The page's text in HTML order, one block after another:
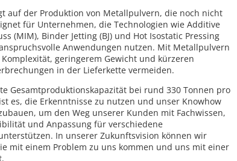
auf der Produktion von Metallpulvern, die noch nicht
für Unternehmen, die Technologien wie Additive
(MIM), Binder Jetting (BJ) und Hot Isostatic Pressing
Anwendungen nutzen. Mit Metallpulvern
geringerem Gewicht und kürzeren
in der Lieferkette vermeiden.
Gesamtproduktionskapazität bei rund 330 Tonnen pro
es, die Erkenntnisse zu nutzen und unser Knowhow
um den Weg unserer Kunden mit Fachwissen,
und Anpassung für verschiedene
In unserer Zukunftsvision können wir
mit einem Problem zu uns kommen und uns mit einer